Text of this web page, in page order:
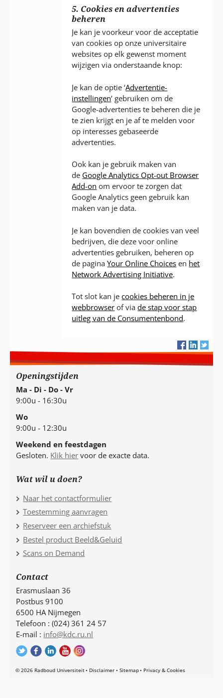
5. Cookies en advertenties
beheren
Je kan je voorkeur voor de acceptatie
van cookies op onze universitaire
websites op elk gewenst moment
wijzigen via onderstaande knop:
Je kan de optie ‘Advertentie-
instellingen’ gebruiken om de
Google-advertenties te beheren die je
te zien krijgt en je af te melden voor
op interesses gebaseerde
advertenties.
Ook kan je gebruik maken van
de Google Analytics Opt-out Browser
Add-on om ervoor te zorgen dat
Google Analytics geen gebruik kan
maken van je data.
Je kan bovendien de cookies van veel
bedrijven, die deze voor online
advertenties gebruiken, beheren op
de paginaYour Online Choices en het
Network Advertising Initiative.
Tot slot kan jecookies beheren in je
webbrowser of viade stap voor stap
uitleg van de Consumentenbond.
Openingstijden
Ma - Di - Do - Vr
9:00u - 16:30u
Wo
9:00u - 12:30u
Weekend en feestdagen
Gesloten. Klik hier voor de exacte data.
Wat wil u doen?
Naar het contactformulier
Toestemming aanvragen
Reserveer een archiefstuk
Bestel product Beeld&Geluid
Scans on Demand
Contact
Erasmuslaan 36
Postbus 9100
6500 HA Nijmegen
Telefoon : (024) 361 24 57
E-mail : info@kdc.ru.nl
© 2026 Radboud Universiteit Disclaimer Sitemap Privacy & Cookies